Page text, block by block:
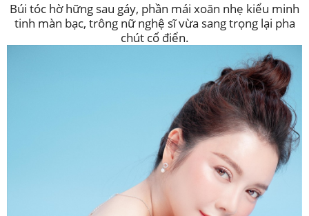
Búi tóc hờ hững sau gáy, phần mái xoăn nhẹ kiểu minh
tinh màn bạc, trông nữ nghệ sĩ vừa sang trọng lại pha
chút cổ điển.